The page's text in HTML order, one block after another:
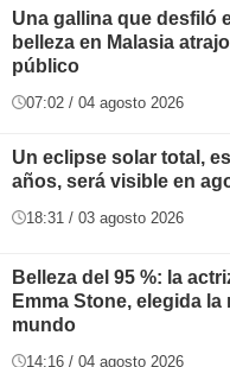
Una gallina que desfiló
belleza en Malasia
público
07:02 / 04 agosto 2026
Un eclipse solar total,
años, será visible en
18:31 / 03 agosto 2026
Belleza del 95 %: la
Emma Stone, elegida la
mundo
14:16 / 04 agosto 2026